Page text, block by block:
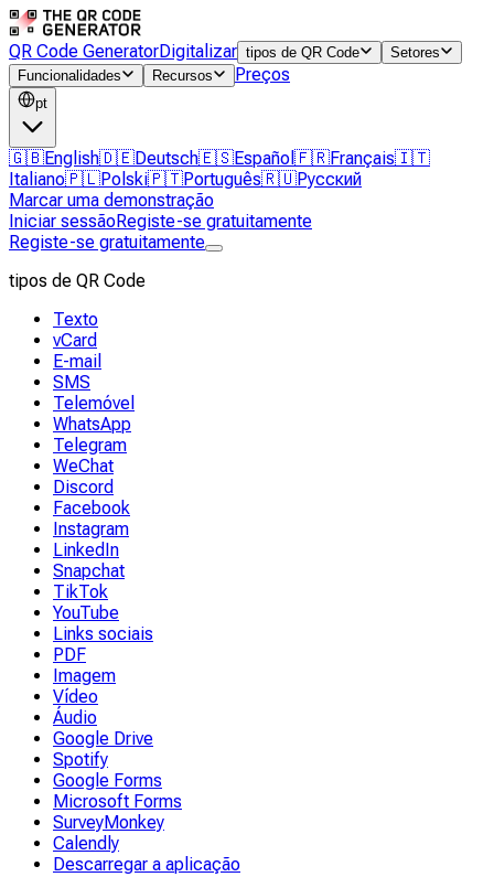
QR Code GeneratorDigitalizar tipos de QR Code
Setores
Funcionalidades
Recursos Preços
pt
🇬🇧English🇩🇪Deutsch🇪🇸Español 🇫🇷Français🇮🇹
Italiano🇵🇱Polski🇵🇹Português🇷🇺Русский
Marcar uma demonstração
Iniciar sessãoRegiste-se gratuitamente
Registe-se gratuitamente
tipos de QR Code
Texto
vCard
E-mail
SMS
Telemóvel
WhatsApp
Telegram
WeChat
Discord
Facebook
Instagram
LinkedIn
Snapchat
TikTok
YouTube
Links sociais
PDF
Imagem
Vídeo
Áudio
Google Drive
Spotify
Google Forms
Microsoft Forms
SurveyMonkey
Calendly
Descarregar a aplicação